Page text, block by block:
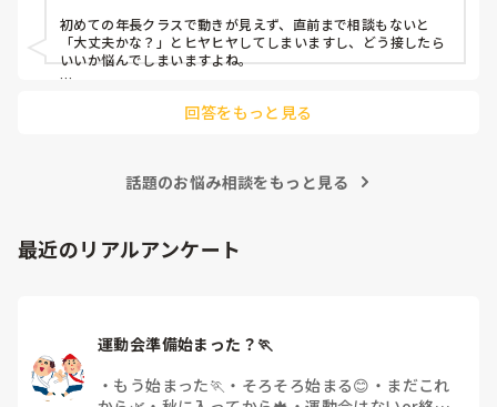
対応にも悩みます。
初めての年長クラスで動きが見えず、直前まで相談もないと
「大丈夫かな？」とヒヤヒヤしてしまいますし、どう接したら
いいか悩んでしまいますよね。
「こんなこと聞いたら迷惑かな」と抱え込んでいるケースがと
件、どこまで進んだ？」「困ってることない？」と具体的に声
「毎日夕方に5分だけ進捗確認の時間を取る」などルール化し
てしまうと、後輩も質問しやすくなりますよ。一人で抱え込ま
回答をもっと見る
話題のお悩み相談をもっと見る
最近のリアルアンケート
運動会準備始まった？🏃
・ もう始まった🏃 ・ そろそろ始まる😊 ・ まだこれ